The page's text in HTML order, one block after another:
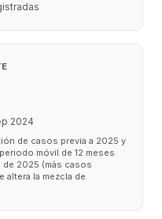
2024
de casos previa a 2025 y
móvil de 12 meses
2025 (más casos
altera la mezcla de